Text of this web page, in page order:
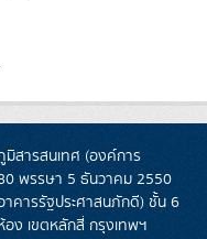
มิสารสนเทศ (องค์การ
พรรษา 5 ธันวาคม 2550
าคารรัฐประศาสนภักดี) ชั้น 6
ง เขตหลักสี่ กรุงเทพฯ